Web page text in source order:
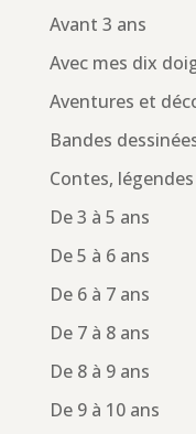
Avant 3 ans
Avec mes dix
Aventures et
Bandes
Contes,
De 3 à 5 ans
De 5 à 6 ans
De 6 à 7 ans
De 7 à 8 ans
De 8 à 9 ans
De 9 à 10 ans